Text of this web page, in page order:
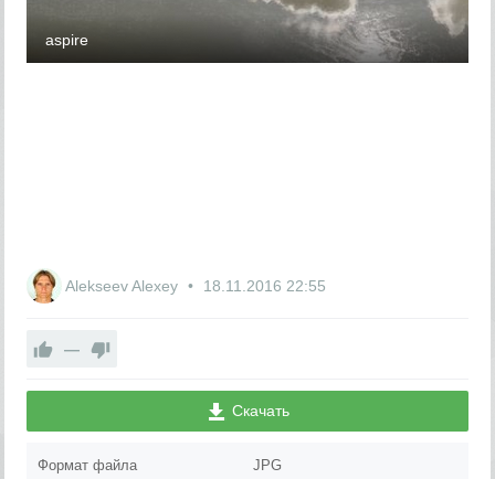
aspire
Alekseev Alexey 18.11.2016 22:55
—
Скачать
Формат файла
JPG